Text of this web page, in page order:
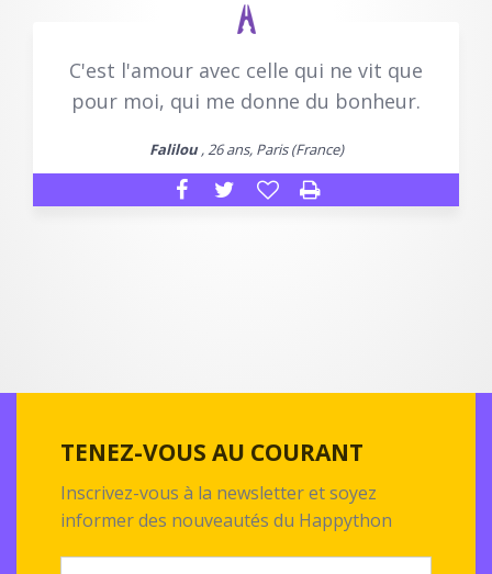
C'est l'amour avec celle qui ne vit que
pour moi, qui me donne du bonheur.
Falilou, 26 ans, Paris (France)
TENEZ-VOUS AU COURANT
Inscrivez-vous à la newsletter et soyez
informer des nouveautés du Happython